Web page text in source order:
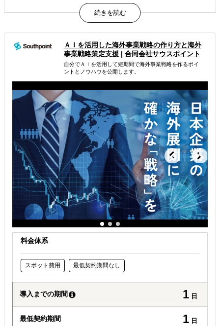
渡航費不要・アポイント不要でエキスパートへインタビュ
ー可能
海外のエキスパートの「生の声」と「熱気」があなたの会
議室に
中小企業でも手の届く価格設定、フォローアップも充実
属するジャンル
解決できる課題
自社事業に最適な進出形態を知りたい
自社商材に最適な販売方法を知りたい
自社商材の現地でのニーズを知りたい
ＡＩを活用した海外事業戦略 の作り方と海外
事業戦略策定支援| 合同会社サウスポイント
自分でＡＩを活用して短期間で海外事業戦略を作るポイ
ントとノウハウを公開します。
料金体系
スポット費用 最低契約期間なし
導入までの期間 1 日
最低契約期間 1 日